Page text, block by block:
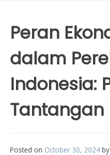
Peran
dalam
Indonesia:
Tantangan
Posted on October 30, 2024 by